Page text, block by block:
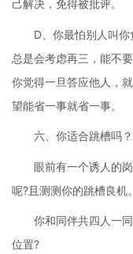
己解决，免得被批评。
D、你最怕别人叫
总是会考虑再三，能不
你觉得一旦答应他人，
望能省一事就省一事。
六、你适合跳槽吗？
眼前有一个诱人的
呢?且测测你的跳槽良机。
你和同伴共四人一
位置?